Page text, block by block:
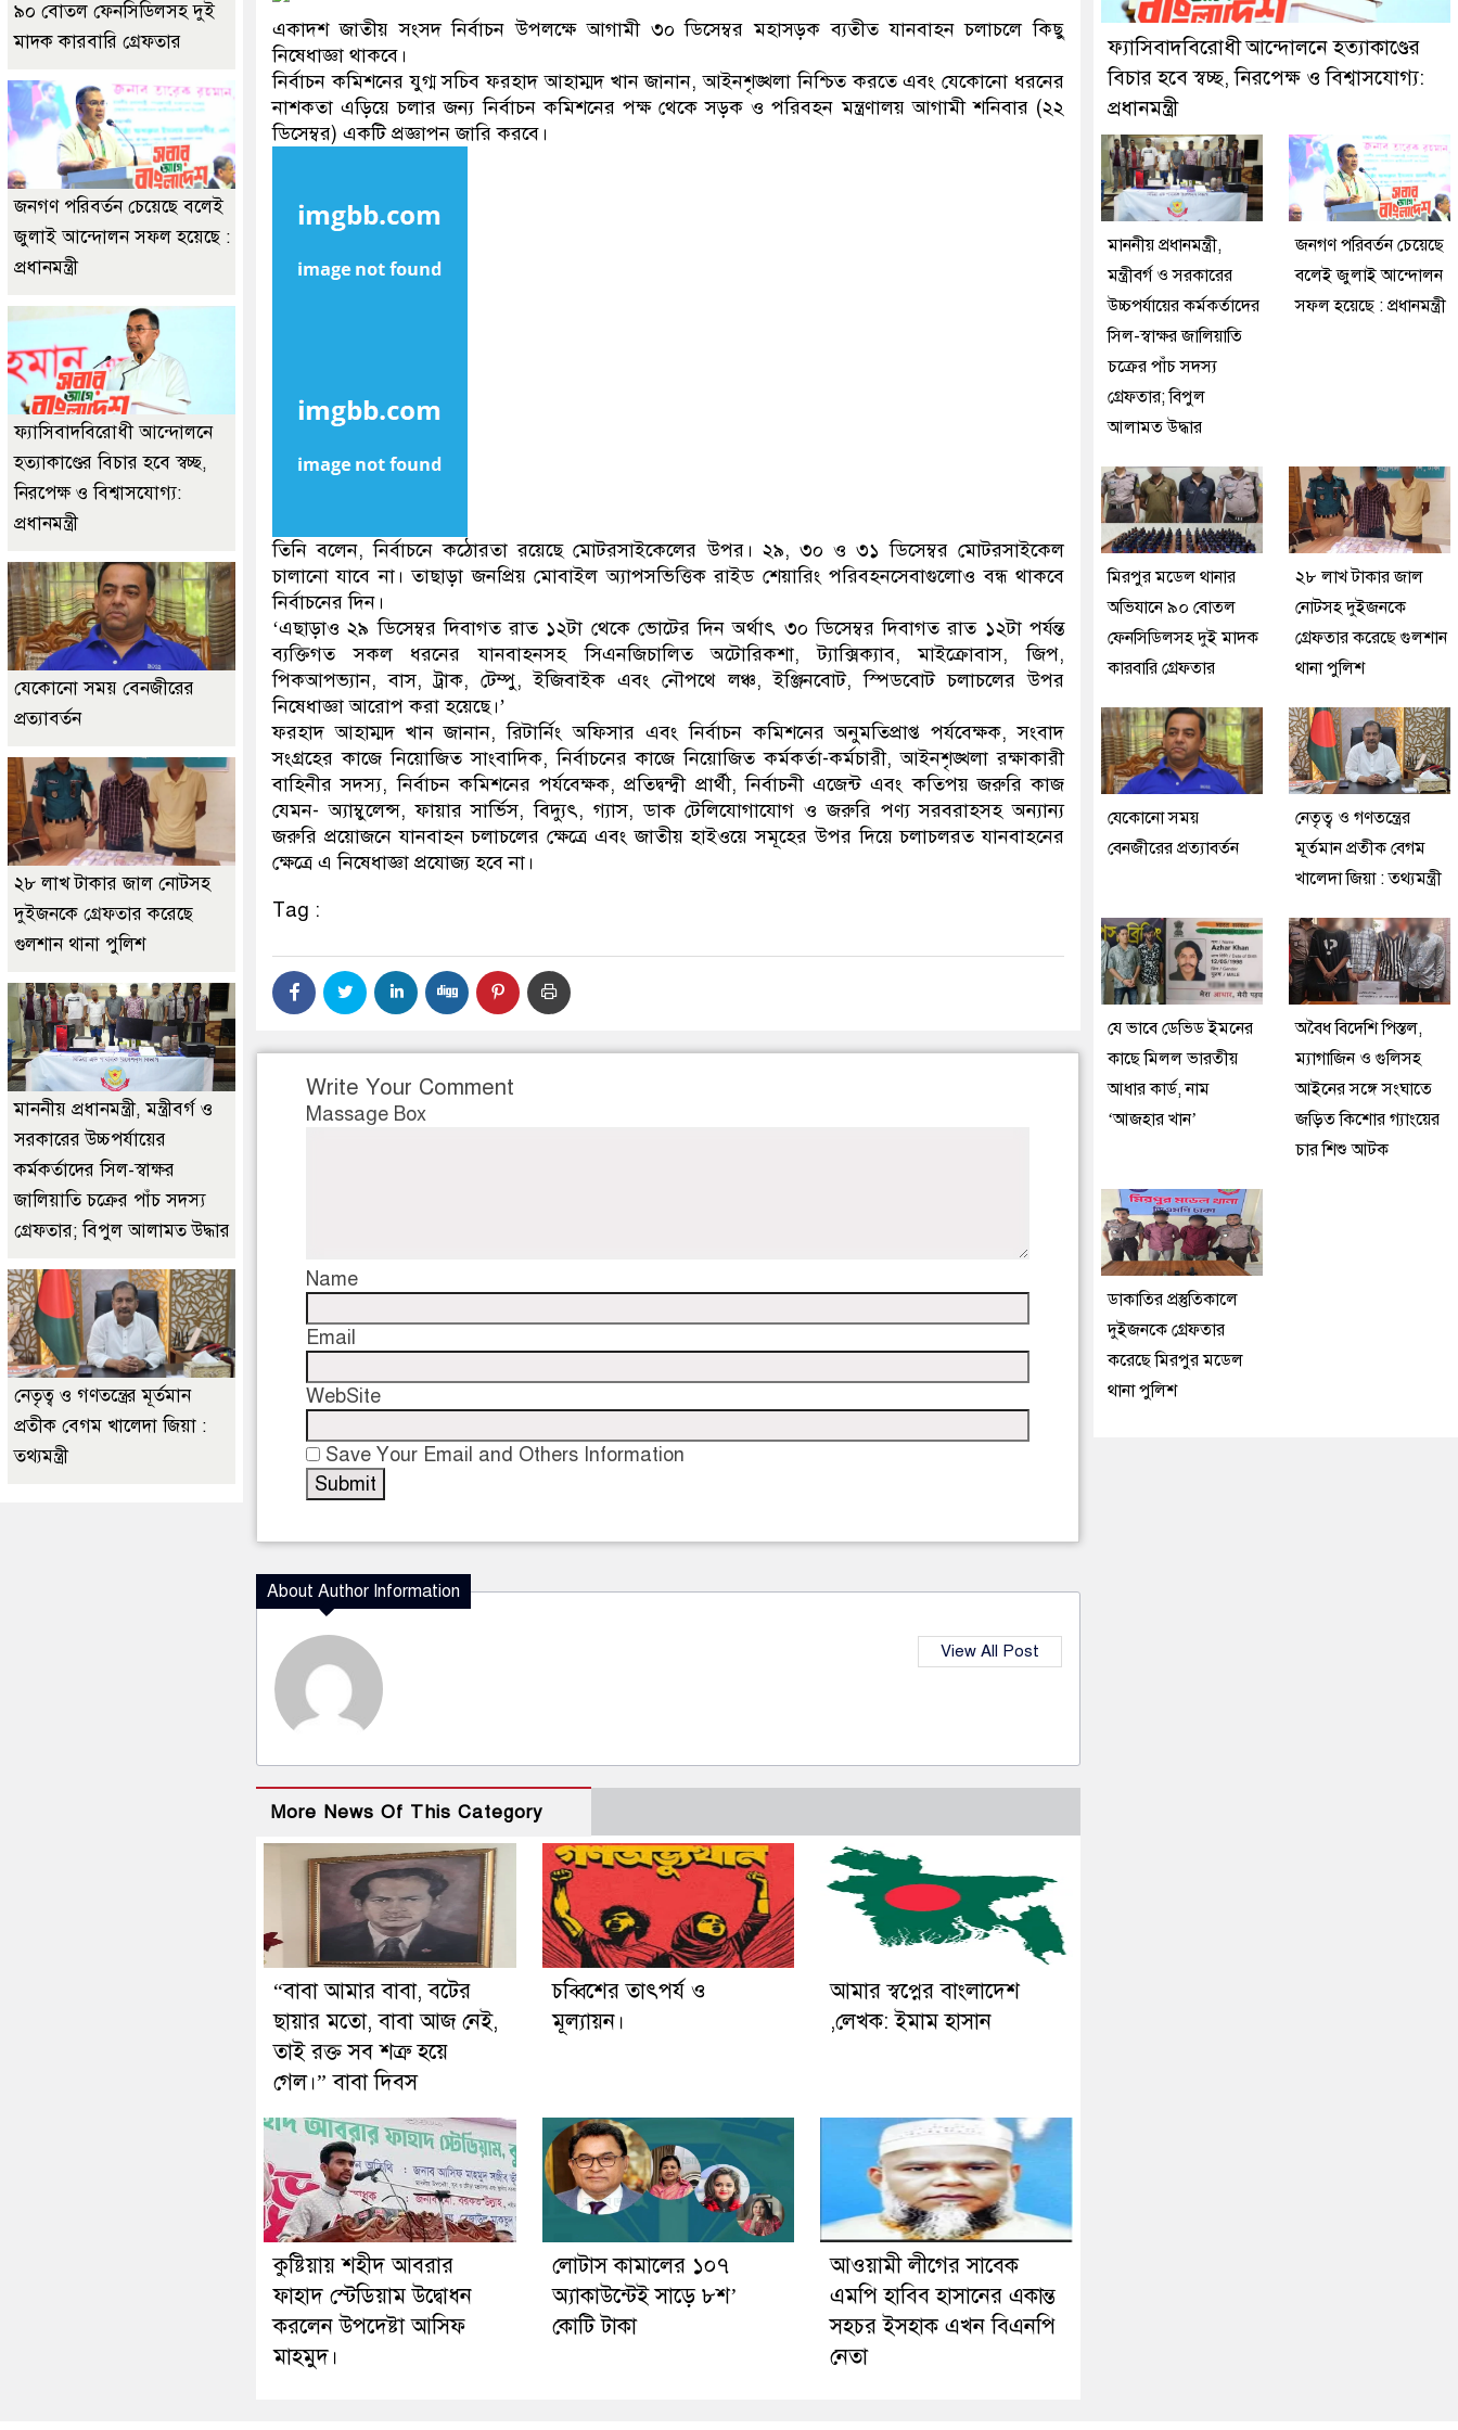
ডাকাতির প্রস্তুতিকালে দুইজনকে গ্রেফতার করেছে মিরপুর মডেল থানা পুলিশ
একাদশ জাতীয় সংসদ নির্বাচন উপলক্ষে আগামী ৩০ ডিসেম্বর মহাসড়ক ব্যতীত যানবাহন চলাচলে কিছু
নিষেধাজ্ঞা থাকবে।
নির্বাচন কমিশনের যুগ্ম সচিব ফরহাদ আহাম্মদ খান জানান, আইনশৃঙ্খলা নিশ্চিত করতে এবং যেকোনো ধরনের
নাশকতা এড়িয়ে চলার জন্য নির্বাচন কমিশনের পক্ষ থেকে সড়ক ও পরিবহন মন্ত্রণালয় আগামী শনিবার (২২
ডিসেম্বর) একটি প্রজ্ঞাপন জারি করবে।
তিনি বলেন, নির্বাচনে কঠোরতা রয়েছে মোটরসাইকেলের উপর। ২৯, ৩০ ও ৩১ ডিসেম্বর মোটরসাইকেল
চালানো যাবে না। তাছাড়া জনপ্রিয় মোবাইল অ্যাপসভিত্তিক রাইড শেয়ারিং পরিবহনসেবাগুলোও বন্ধ থাকবে
নির্বাচনের দিন।
‘এছাড়াও ২৯ ডিসেম্বর দিবাগত রাত ১২টা থেকে ভোটের দিন অর্থাৎ ৩০ ডিসেম্বর দিবাগত রাত ১২টা পর্যন্ত
ব্যক্তিগত সকল ধরনের যানবাহনসহ সিএনজিচালিত অটোরিকশা, ট্যাক্সিক্যাব, মাইক্রোবাস, জিপ,
পিকআপভ্যান, বাস, ট্রাক, টেম্পু, ইজিবাইক এবং নৌপথে লঞ্চ, ইঞ্জিনবোট, স্পিডবোট চলাচলের উপর
নিষেধাজ্ঞা আরোপ করা হয়েছে।’
ফরহাদ আহাম্মদ খান জানান, রিটার্নিং অফিসার এবং নির্বাচন কমিশনের অনুমতিপ্রাপ্ত পর্যবেক্ষক, সংবাদ
সংগ্রহের কাজে নিয়োজিত সাংবাদিক, নির্বাচনের কাজে নিয়োজিত কর্মকর্তা-কর্মচারী, আইনশৃঙ্খলা রক্ষাকারী
বাহিনীর সদস্য, নির্বাচন কমিশনের পর্যবেক্ষক, প্রতিদ্বন্দ্বী প্রার্থী, নির্বাচনী এজেন্ট এবং কতিপয় জরুরি কাজ
যেমন- অ্যাম্বুলেন্স, ফায়ার সার্ভিস, বিদ্যুৎ, গ্যাস, ডাক টেলিযোগাযোগ ও জরুরি পণ্য সরবরাহসহ অন্যান্য
জরুরি প্রয়োজনে যানবাহন চলাচলের ক্ষেত্রে এবং জাতীয় হাইওয়ে সমূহের উপর দিয়ে চলাচলরত যানবাহনের
ক্ষেত্রে এ নিষেধাজ্ঞা প্রযোজ্য হবে না।
Tag :
Write Your Comment
Massage Box
Name
Email
WebSite
Save Your Email and Others Information
About Author Information
View All Post
More News Of This Category
“বাবা আমার বাবা, বটের
ছায়ার মতো, বাবা আজ নেই,
তাই রক্ত সব শত্রু হয়ে
গেল।” বাবা দিবস
চব্বিশের তাৎপর্য ও
মূল্যায়ন।
আমার স্বপ্নের বাংলাদেশ
,লেখক: ইমাম হাসান
কুষ্টিয়ায় শহীদ আবরার
ফাহাদ স্টেডিয়াম উদ্বোধন
করলেন উপদেষ্টা আসিফ
মাহমুদ।
লোটাস কামালের ১০৭
অ্যাকাউন্টেই সাড়ে ৮শ’
কোটি টাকা
আওয়ামী লীগের সাবেক
এমপি হাবিব হাসানের একান্ত
সহচর ইসহাক এখন বিএনপি
নেতা
৯০ বোতল ফেনসিডিলসহ দুই
মাদক কারবারি গ্রেফতার
জনগণ পরিবর্তন চেয়েছে বলেই
জুলাই আন্দোলন সফল হয়েছে :
প্রধানমন্ত্রী
ফ্যাসিবাদবিরোধী আন্দোলনে
হত্যাকাণ্ডের বিচার হবে স্বচ্ছ,
নিরপেক্ষ ও বিশ্বাসযোগ্য:
প্রধানমন্ত্রী
যেকোনো সময় বেনজীরের
প্রত্যাবর্তন
২৮ লাখ টাকার জাল নোটসহ
দুইজনকে গ্রেফতার করেছে
গুলশান থানা পুলিশ
মাননীয় প্রধানমন্ত্রী, মন্ত্রীবর্গ ও
সরকারের উচ্চপর্যায়ের
কর্মকর্তাদের সিল-স্বাক্ষর
জালিয়াতি চক্রের পাঁচ সদস্য
গ্রেফতার; বিপুল আলামত উদ্ধার
নেতৃত্ব ও গণতন্ত্রের মূর্তমান
প্রতীক বেগম খালেদা জিয়া :
তথ্যমন্ত্রী
ফ্যাসিবাদবিরোধী আন্দোলনে হত্যাকাণ্ডের
বিচার হবে স্বচ্ছ, নিরপেক্ষ ও বিশ্বাসযোগ্য:
প্রধানমন্ত্রী
মাননীয় প্রধানমন্ত্রী,
মন্ত্রীবর্গ ও সরকারের
উচ্চপর্যায়ের কর্মকর্তাদের
সিল-স্বাক্ষর জালিয়াতি
চক্রের পাঁচ সদস্য
গ্রেফতার; বিপুল
আলামত উদ্ধার
জনগণ পরিবর্তন চেয়েছে
বলেই জুলাই আন্দোলন
সফল হয়েছে : প্রধানমন্ত্রী
মিরপুর মডেল থানার
অভিযানে ৯০ বোতল
ফেনসিডিলসহ দুই মাদক
কারবারি গ্রেফতার
২৮ লাখ টাকার জাল
নোটসহ দুইজনকে
গ্রেফতার করেছে গুলশান
থানা পুলিশ
যেকোনো সময়
বেনজীরের প্রত্যাবর্তন
নেতৃত্ব ও গণতন্ত্রের
মূর্তমান প্রতীক বেগম
খালেদা জিয়া : তথ্যমন্ত্রী
যে ভাবে ডেভিড ইমনের
কাছে মিলল ভারতীয়
আধার কার্ড, নাম
‘আজহার খান’
অবৈধ বিদেশি পিস্তল,
ম্যাগাজিন ও গুলিসহ
আইনের সঙ্গে সংঘাতে
জড়িত কিশোর গ্যাংয়ের
চার শিশু আটক
ডাকাতির প্রস্তুতিকালে
দুইজনকে গ্রেফতার
করেছে মিরপুর মডেল
থানা পুলিশ